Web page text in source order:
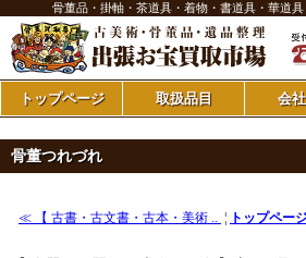
骨董品・掛軸・茶道具・着物・書道具・華道
トップページ 取扱品目 会
骨董つれづれ
≪ 【 古書・古文書・古本・美術 .. ¦ トップペー